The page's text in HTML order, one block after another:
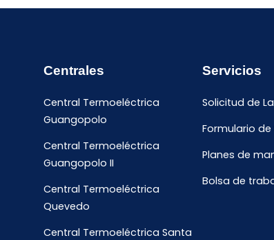
Centrales
Central Termoeléctrica
Guangopolo
Central Termoeléctrica
Guangopolo II
Central Termoeléctrica
Quevedo
Central Termoeléctrica Santa
Servicios
Solicitud de
Formulario
Planes de
Bolsa de